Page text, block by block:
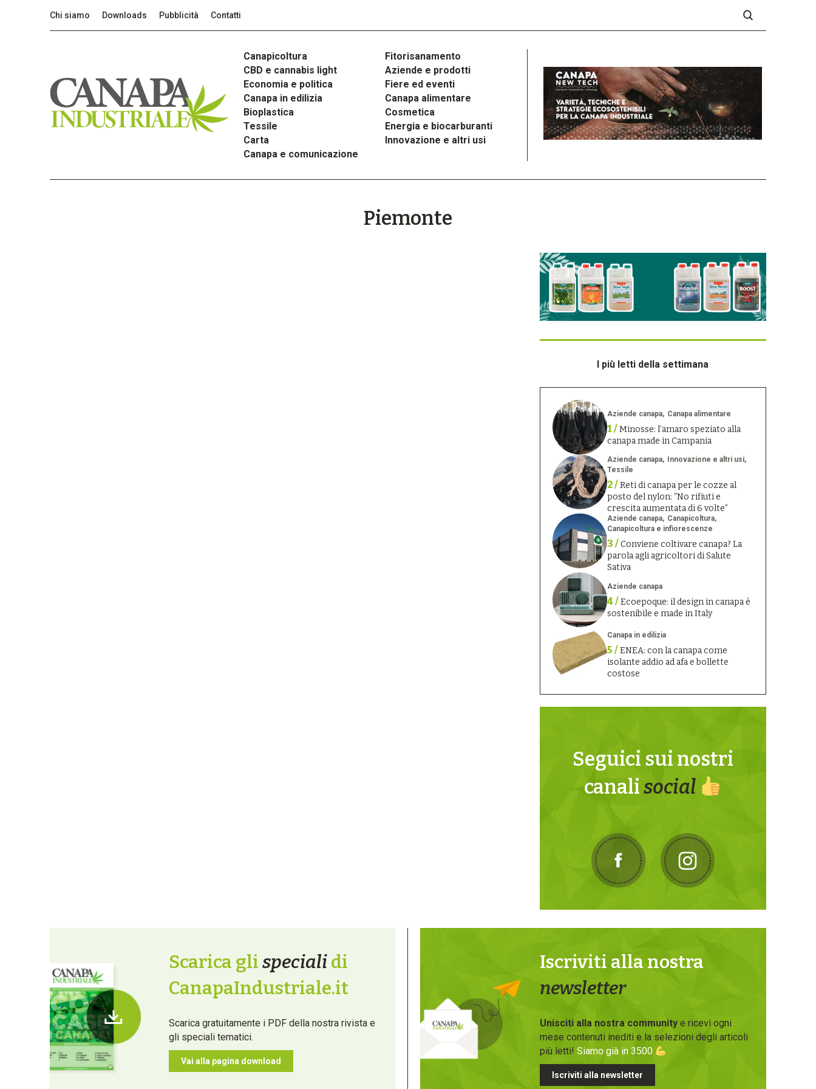
Chi siamo Downloads Pubblicità Contatti
Canapicoltura
Fitorisanamento
CBD e cannabis light
Aziende e prodotti
Economia e politica
Fiere ed eventi
Canapa in edilizia
Canapa alimentare
Bioplastica
Cosmetica
Tessile
Energia e biocarburanti
Carta
Innovazione e altri usi
Canapa e comunicazione
Piemonte
I più letti della settimana
Aziende canapa Canapa alimentare
1 /Minosse: l’amaro speziato alla
canapa made in Campania
Aziende canapa
Innovazione e altri usi
Tessile
2 /Reti di canapa per le cozze al
posto del nylon: “No rifiuti e
crescita aumentata di 6 volte”
Aziende canapa
Canapicoltura
Canapicoltura e infiorescenze
3 /Conviene coltivare canapa? La
parola agli agricoltori di Salute
Sativa
Aziende canapa
4 /Ecoepoque: il design in canapa è
sostenibile e made in Italy
Canapa in edilizia
5 /ENEA: con la canapa come
isolante addio ad afa e bollette
costose
Seguici sui nostri
canalisocial
Scarica glispecialidi
CanapaIndustriale.it
Scarica gratuitamente i PDF della nostra rivista e
gli speciali tematici.
Vai alla pagina download
Iscriviti alla nostra
newsletter
Unisciti alla nostra communitye ricevi ogni
mese contenuti inediti e la selezioni degli articoli
più letti! Siamo già in 3500
Iscriviti alla newsletter